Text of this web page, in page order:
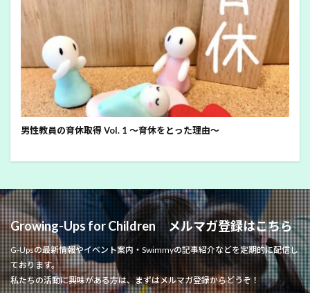
男性教員の育休取得 Vol. 1 ～育休をとった理由～
Growing-Ups for Children メルマガ登録はこちら
G-Upsの最新情報やイベント案内・Swimmyの記事紹介などを定期的に配信し
ております。
私たちの活動に興味がある方は、まずはメルマガ登録からどうぞ！